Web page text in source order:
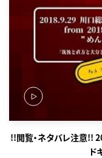
!!閲覧・ネタバレ注意!!
ド